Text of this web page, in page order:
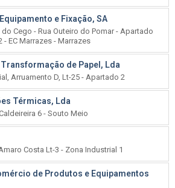
e Fixação, SA
Cego - Rua Outeiro do Pomar - Apartado
- EC Marrazes - Marrazes
de Papel, Lda
Arruamento D, Lt-25 - Apartado 2
Térmicas, Lda
6 - Souto Meio
Costa Lt-3 - Zona Industrial 1
de Produtos e Equipamentos